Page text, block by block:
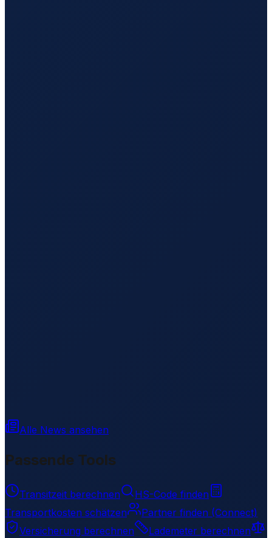
Alle News ansehen
Passende Tools
Transitzeit berechnen
HS-Code finden
Transportkosten schätzen
Partner finden (Connect)
Versicherung berechnen
Lademeter berechnen